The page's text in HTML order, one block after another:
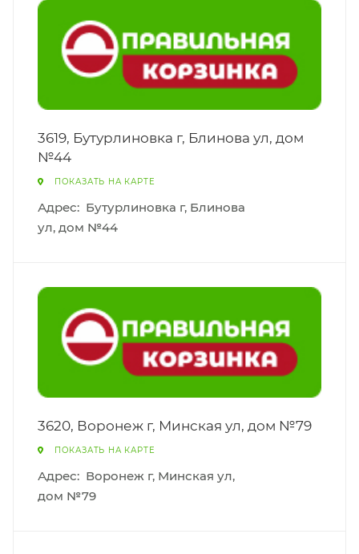
3619, Бутурлиновка г, Блинова ул, дом
№44
ПОКАЗАТЬ НА КАРТЕ
Адрес: Бутурлиновка г, Блинова
ул, дом №44
3620, Воронеж г, Минская ул, дом №79
ПОКАЗАТЬ НА КАРТЕ
Адрес: Воронеж г, Минская ул,
дом №79